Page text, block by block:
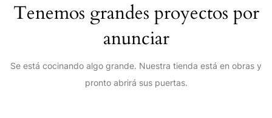
Tenemos grandes proyectos por
anunciar
Se está cocinando algo grande. Nuestra tienda está en obras y
pronto abrirá sus puertas.